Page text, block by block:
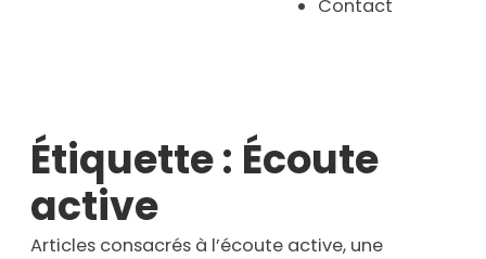
Contact
Étiquette : Écoute
active
Articles consacrés à l’écoute active, une